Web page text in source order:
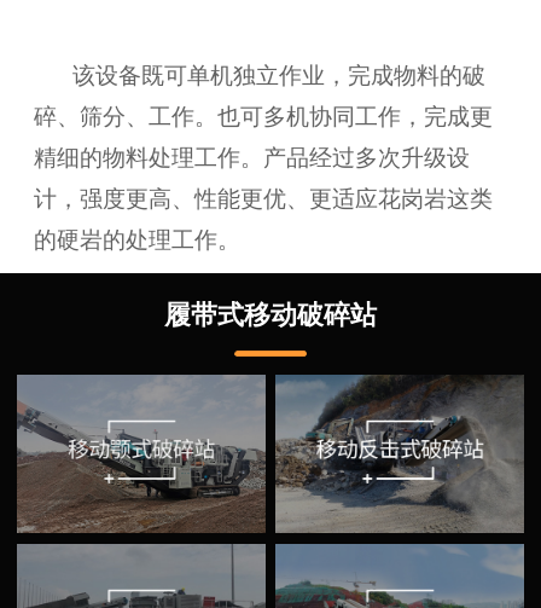
该设备既可单机独立作业，完成物料的破
碎、筛分、工作。也可多机协同工作，完成更
精细的物料处理工作。产品经过多次升级设
计，强度更高、性能更优、更适应花岗岩这类
的硬岩的处理工作。
履带式移动破碎站